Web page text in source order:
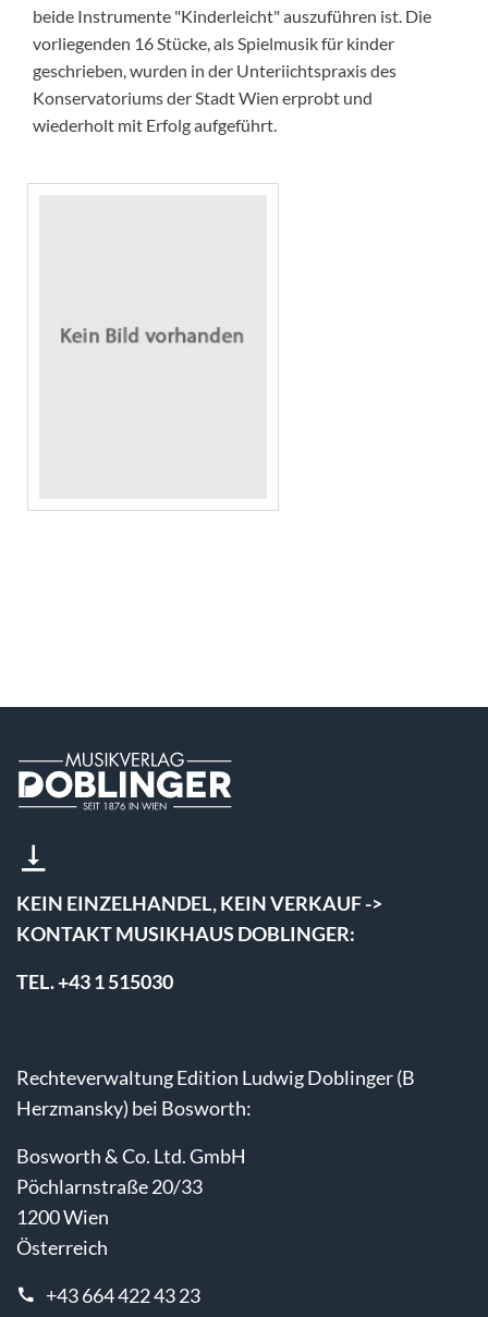
beide Instrumente "Kinderleicht" auszuführen ist. Die
vorliegenden 16 Stücke, als Spielmusik für kinder
geschrieben, wurden in der Unteriichtspraxis des
Konservatoriums der Stadt Wien erprobt und
wiederholt mit Erfolg aufgeführt.
KEIN EINZELHANDEL, KEIN VERKAUF ->
KONTAKT MUSIKHAUS DOBLINGER:
TEL. +43 1 515030
Rechteverwaltung Edition Ludwig Doblinger (B
Herzmansky) bei Bosworth:
Bosworth & Co. Ltd. GmbH
Pöchlarnstraße 20/33
1200 Wien
Österreich
+43 664 422 43 23